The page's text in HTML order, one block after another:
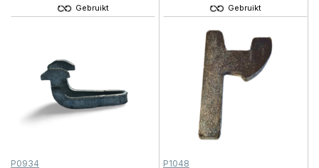
Gebruikt
P0934
Gebruikt
P1048